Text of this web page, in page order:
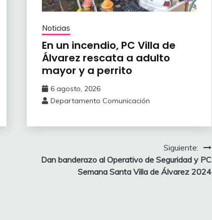
Noticias
En un incendio, PC Villa de
Álvarez ‎rescata a adulto
mayor y a perrito
6 agosto, 2026
Departamento Comunicación
Siguiente:
Dan banderazo al Operativo de Seguridad y PC
Semana Santa Villa de Álvarez 2024